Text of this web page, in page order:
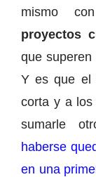
mismo
proyectos
que
Y es que el
corta y a los
sumarle
haberse
en una